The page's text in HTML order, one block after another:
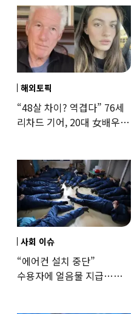
해외토픽
“48살 차이? 역겹다” 76세
리차드 기어, 20대 女배우와
사회 이슈
“에어컨 설치 중단”
수용자에 얼음물 지급…